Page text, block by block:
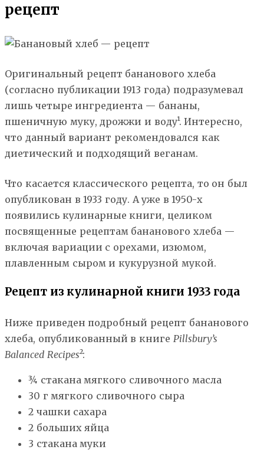
рецепт
Оригинальный рецепт бананового хлеба
(согласно публикации 1913 года) подразумевал
лишь четыре ингредиента — бананы,
пшеничную муку, дрожжи и воду¹. Интересно,
что данный вариант рекомендовался как
диетический и подходящий веганам.
Что касается классического рецепта, то он был
опубликован в 1933 году. А уже в 1950-х
появились кулинарные книги, целиком
посвященные рецептам бананового хлеба —
включая вариации с орехами, изюмом,
плавленным сыром и кукурузной мукой.
Рецепт из кулинарной книги 1933 года
Ниже приведен подробный рецепт бананового
хлеба, опубликованный в книге Pillsbury’s
Balanced Recipes²:
¾ стакана мягкого сливочного масла
30 г мягкого сливочного сыра
2 чашки сахара
2 больших яйца
3 стакана муки